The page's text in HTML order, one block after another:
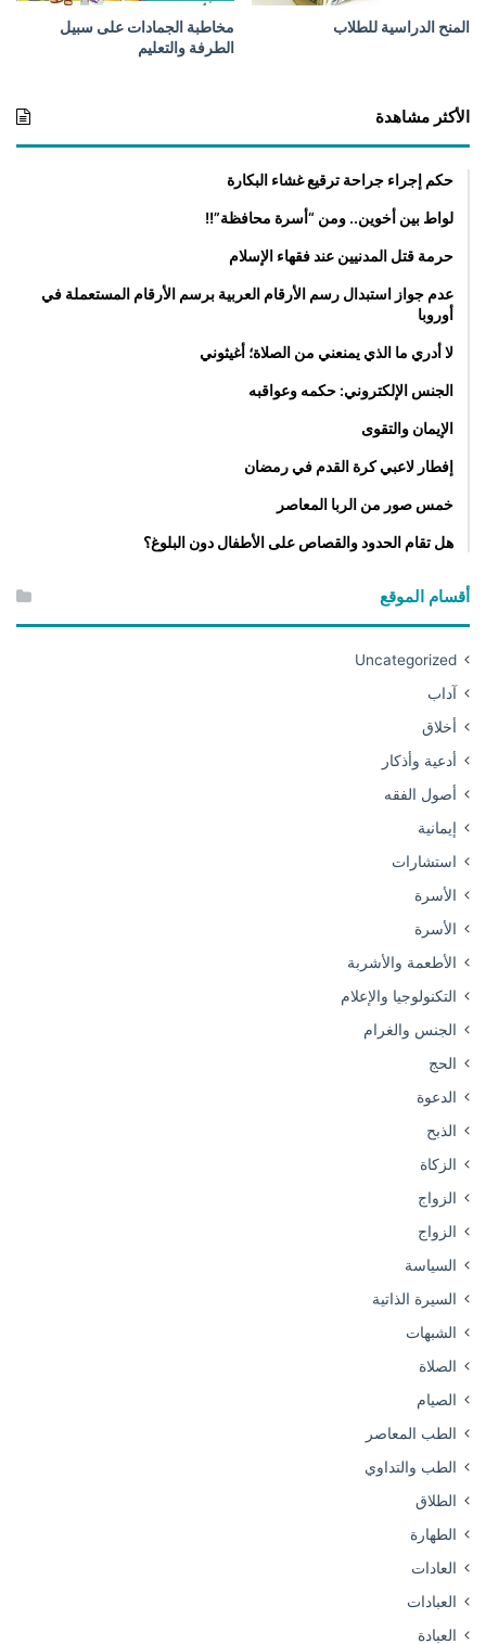
المنح الدراسية للطلاب
مخاطبة الجمادات على سبيل
الطرفة والتعليم
الأكثر مشاهدة
حكم إجراء جراحة ترقيع غشاء البكارة
لواط بين أخوين.. ومن “أسرة محافظة”!!
حرمة قتل المدنيين عند فقهاء الإسلام
عدم جواز استبدال رسم الأرقام العربية برسم الأرقام المستعملة في
أوروبا
لا أدري ما الذي يمنعني من الصلاة؛ أغيثوني
الجنس الإلكتروني: حكمه وعواقبه
الإيمان والتقوى
إفطار لاعبي كرة القدم في رمضان
خمس صور من الربا المعاصر
هل تقام الحدود والقصاص على الأطفال دون البلوغ؟
أقسام الموقع
Uncategorized
آداب
أخلاق
أدعية وأذكار
أصول الفقه
إيمانية
استشارات
الأسرة
الأسرة
الأطعمة والأشربة
التكنولوجيا والإعلام
الجنس والغرام
الحج
الدعوة
الذبح
الزكاة
الزواج
الزواج
السياسة
السيرة الذاتية
الشبهات
الصلاة
الصيام
الطب المعاصر
الطب والتداوي
الطلاق
الطهارة
العادات
العبادات
العبادة